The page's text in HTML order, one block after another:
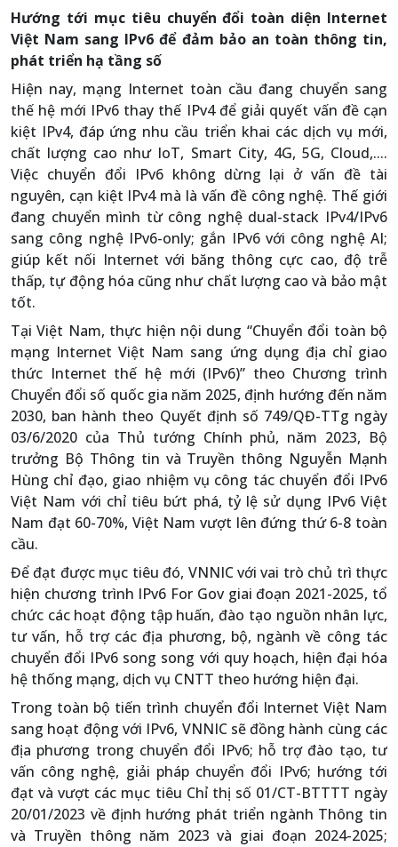
Hướng tới mục tiêu chuyển đổi toàn diện Internet
Việt Nam sang IPv6 để đảm bảo an toàn thông tin,
phát triển hạ tầng số
Hiện nay, mạng Internet toàn cầu đang chuyển sang
thế hệ mới IPv6 thay thế IPv4 để giải quyết vấn đề cạn
kiệt IPv4, đáp ứng nhu cầu triển khai các dịch vụ mới,
chất lượng cao như IoT, Smart City, 4G, 5G, Cloud,....
Việc chuyển đổi IPv6 không dừng lại ở vấn đề tài
nguyên, cạn kiệt IPv4 mà là vấn đề công nghệ. Thế giới
đang chuyển mình từ công nghệ dual-stack IPv4/IPv6
sang công nghệ IPv6-only; gắn IPv6 với công nghệ AI;
giúp kết nối Internet với băng thông cực cao, độ trễ
thấp, tự động hóa cũng như chất lượng cao và bảo mật
tốt.
Tại Việt Nam, thực hiện nội dung “Chuyển đổi toàn bộ
mạng Internet Việt Nam sang ứng dụng địa chỉ giao
thức Internet thế hệ mới (IPv6)” theo Chương trình
Chuyển đổi số quốc gia năm 2025, định hướng đến năm
2030, ban hành theo Quyết định số 749/QĐ-TTg ngày
03/6/2020 của Thủ tướng Chính phủ, năm 2023, Bộ
trưởng Bộ Thông tin và Truyền thông Nguyễn Mạnh
Hùng chỉ đạo, giao nhiệm vụ công tác chuyển đổi IPv6
Việt Nam với chỉ tiêu bứt phá, tỷ lệ sử dụng IPv6 Việt
Nam đạt 60-70%, Việt Nam vượt lên đứng thứ 6-8 toàn
cầu.
Để đạt được mục tiêu đó, VNNIC với vai trò chủ trì thực
hiện chương trình IPv6 For Gov giai đoạn 2021-2025, tổ
chức các hoạt động tập huấn, đào tạo nguồn nhân lực,
tư vấn, hỗ trợ các địa phương, bộ, ngành về công tác
chuyển đổi IPv6 song song với quy hoạch, hiện đại hóa
hệ thống mạng, dịch vụ CNTT theo hướng hiện đại.
Trong toàn bộ tiến trình chuyển đổi Internet Việt Nam
sang hoạt động với IPv6, VNNIC sẽ đồng hành cùng các
địa phương trong chuyển đổi IPv6; hỗ trợ đào tạo, tư
vấn công nghệ, giải pháp chuyển đổi IPv6; hướng tới
đạt và vượt các mục tiêu Chỉ thị số 01/CT-BTTTT ngày
20/01/2023 về định hướng phát triển ngành Thông tin
và Truyền thông năm 2023 và giai đoạn 2024-2025;